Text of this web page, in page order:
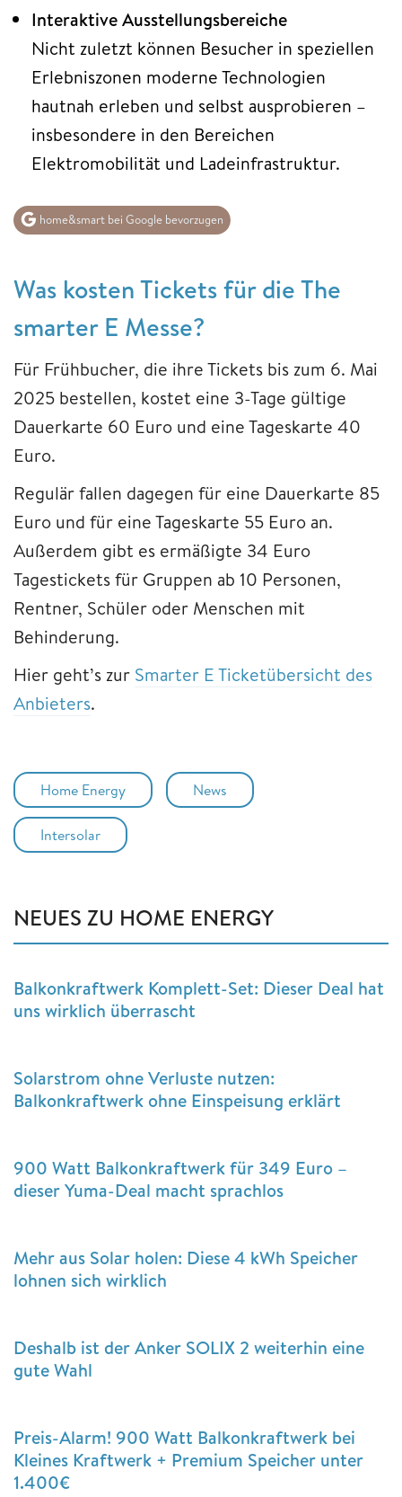
Interaktive Ausstellungsbereiche
Nicht zuletzt können Besucher in speziellen
Erlebniszonen moderne Technologien
hautnah erleben und selbst ausprobieren –
insbesondere in den Bereichen
Elektromobilität und Ladeinfrastruktur.
home&smart bei Google bevorzugen
Was kosten Tickets für die The
smarter E Messe?
Für Frühbucher, die ihre Tickets bis zum 6. Mai
2025 bestellen, kostet eine 3-Tage gültige
Dauerkarte 60 Euro und eine Tageskarte 40
Euro.
Regulär fallen dagegen für eine Dauerkarte 85
Euro und für eine Tageskarte 55 Euro an.
Außerdem gibt es ermäßigte 34 Euro
Tagestickets für Gruppen ab 10 Personen,
Rentner, Schüler oder Menschen mit
Behinderung.
Hier geht’s zur Smarter E Ticketübersicht des
Anbieters.
Home Energy News
Intersolar
NEUES ZU HOME ENERGY
Balkonkraftwerk Komplett-Set: Dieser Deal hat
uns wirklich überrascht
Solarstrom ohne Verluste nutzen:
Balkonkraftwerk ohne Einspeisung erklärt
900 Watt Balkonkraftwerk für 349 Euro –
dieser Yuma-Deal macht sprachlos
Mehr aus Solar holen: Diese 4 kWh Speicher
lohnen sich wirklich
Deshalb ist der Anker SOLIX 2 weiterhin eine
gute Wahl
Preis-Alarm! 900 Watt Balkonkraftwerk bei
Kleines Kraftwerk + Premium Speicher unter
1.400€